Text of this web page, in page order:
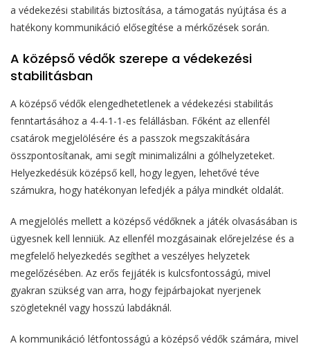
a védekezési stabilitás biztosítása, a támogatás nyújtása és a
hatékony kommunikáció elősegítése a mérkőzések során.
A középső védők szerepe a védekezési
stabilitásban
A középső védők elengedhetetlenek a védekezési stabilitás
fenntartásához a 4-4-1-1-es felállásban. Főként az ellenfél
csatárok megjelölésére és a passzok megszakítására
összpontosítanak, ami segít minimalizálni a gólhelyzeteket.
Helyezkedésük középső kell, hogy legyen, lehetővé téve
számukra, hogy hatékonyan lefedjék a pálya mindkét oldalát.
A megjelölés mellett a középső védőknek a játék olvasásában is
ügyesnek kell lenniük. Az ellenfél mozgásainak előrejelzése és a
megfelelő helyezkedés segíthet a veszélyes helyzetek
megelőzésében. Az erős fejjáték is kulcsfontosságú, mivel
gyakran szükség van arra, hogy fejpárbajokat nyerjenek
szögleteknél vagy hosszú labdáknál.
A kommunikáció létfontosságú a középső védők számára, mivel